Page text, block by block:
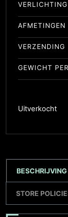
VERLICHTING
AFMETINGEN
VERZENDING
GEWICHT
Uitverkocht
BESCHRIJVING
STORE